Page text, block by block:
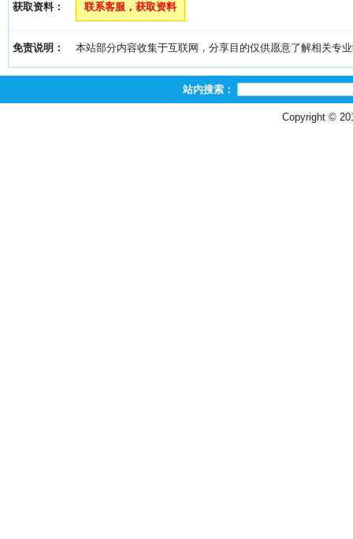
获取资料： 联系客服，获取资料
免责说明： 本站部分内容收集于互联网，分享目的仅供愿意了解相关专
站内搜索：
Copyright ©